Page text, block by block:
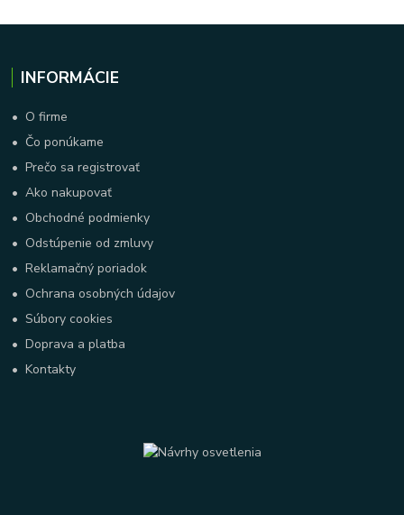
INFORMÁCIE
• O firme
• Čo ponúkame
•Prečo sa registrovať
•Ako nakupovať
• Obchodné podmienky
• Odstúpenie od zmluvy
•Reklamačný poriadok
• Ochrana osobných údajov
•Súbory cookies
•Doprava a platba
•Kontakty